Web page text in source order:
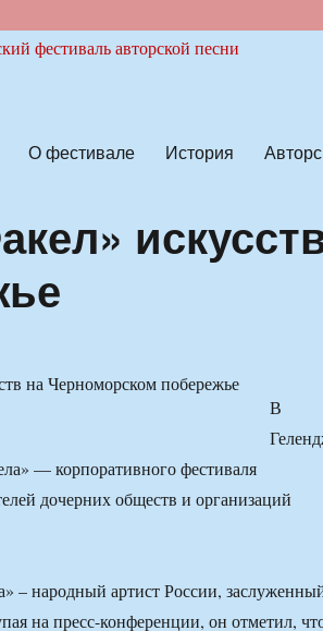
О фестивале История
В
— корпоративного фестиваля
дочерних обществ и организаций
– народный артист России,
на пресс-конференции, он отметил,